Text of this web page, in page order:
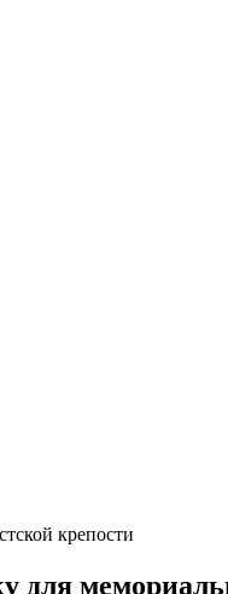
крепости